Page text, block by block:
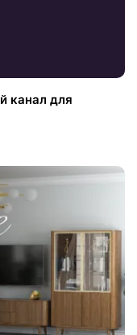
канал для